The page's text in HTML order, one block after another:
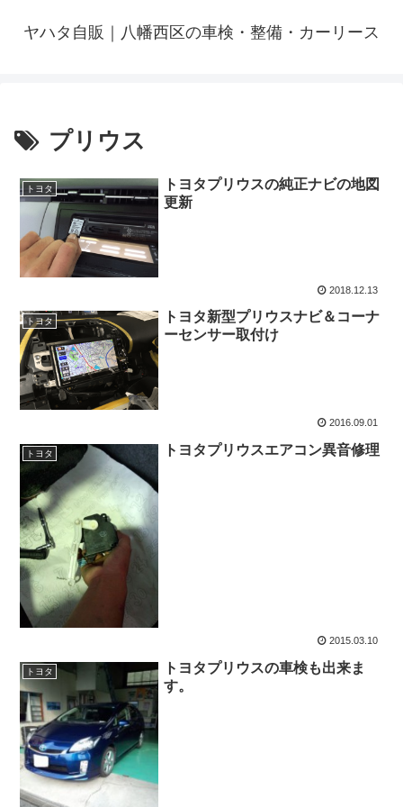
ヤハタ自販｜八幡西区の車検・整備・カーリース
プリウス
トヨタ
トヨタプリウスの純正ナビの地図
更新
2018.12.13
トヨタ
トヨタ新型プリウスナビ＆コーナ
ーセンサー取付け
2016.09.01
トヨタ トヨタプリウスエアコン異音修理
2015.03.10
トヨタ
トヨタプリウスの車検も出来ま
す。